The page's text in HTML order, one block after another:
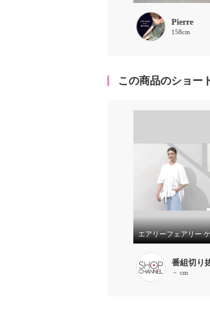
Pierre
158cm
この商品のショー
番組切り
－ cm